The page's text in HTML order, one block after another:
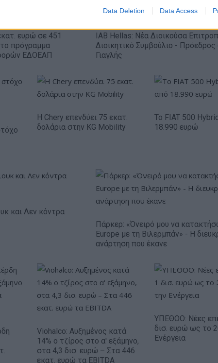
Data Deletion Data Access
ευρώ σε 451
το πρόγραμμα
ΕΔΟΕΑΠ
IAB Hellas: Νέα Διοικούσα
Διοικητικό Συμβούλιο - Πρόεδρος
Γιαγλής
Η Chery επενδύει 75 εκατ.
δολάρια στην KG Mobility
Το FIAT 500
18.990 ευρώ
και Λεν κόντρα
Πάρκερ: «Όνειρό μου να
Europe με τη Βιλερμπάν» - Η
ανάρτηση που έκανε
Viohalco: Αυξημένος κατά
14% ο τζίρος στο α' εξάμηνο,
στα 4,3 δισ. ευρώ – Στα 446
εκατ. ευρώ τα EBITDA
ΥΠΕΘΟΟ: Νέες
δισ. ευρώ ως το
Ενέργεια